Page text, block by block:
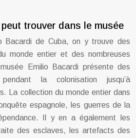
trouver dans le musée
Bacardi de Cuba, on y trouve des
monde entier et des nombreuses
Emilio Bacardi présente des
la colonisation jusqu’à
La collection du monde entier dans
espagnole, les guerres de la
Il y en a également les
des esclaves, les artefacts des